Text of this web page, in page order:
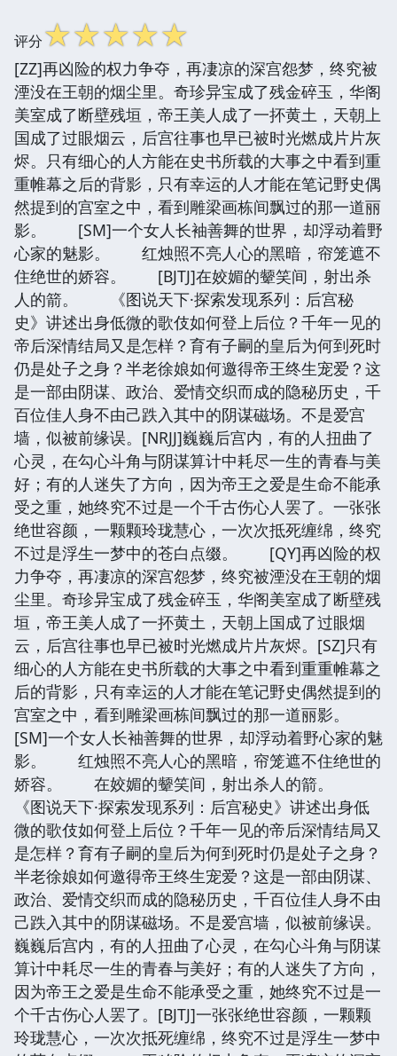
评分☆☆☆☆☆
[ZZ]再凶险的权力争夺，再凄凉的深宫怨梦，终究被
湮没在王朝的烟尘里。奇珍异宝成了残金碎玉，华阁
美室成了断壁残垣，帝王美人成了一抔黄土，天朝上
国成了过眼烟云，后宫往事也早已被时光燃成片片灰
烬。只有细心的人方能在史书所载的大事之中看到重
重帷幕之后的背影，只有幸运的人才能在笔记野史偶
然提到的宫室之中，看到雕梁画栋间飘过的那一道丽
影。 [SM]一个女人长袖善舞的世界，却浮动着野
心家的魅影。 红烛照不亮人心的黑暗，帘笼遮不
住绝世的娇容。 [BJTJ]在姣媚的颦笑间，射出杀
人的箭。 《图说天下·探索发现系列：后宫秘
史》讲述出身低微的歌伎如何登上后位？千年一见的
帝后深情结局又是怎样？育有子嗣的皇后为何到死时
仍是处子之身？半老徐娘如何邀得帝王终生宠爱？这
是一部由阴谋、政治、爱情交织而成的隐秘历史，千
百位佳人身不由己跌入其中的阴谋磁场。不是爱宫
墙，似被前缘误。[NRJJ]巍巍后宫内，有的人扭曲了
心灵，在勾心斗角与阴谋算计中耗尽一生的青春与美
好；有的人迷失了方向，因为帝王之爱是生命不能承
受之重，她终究不过是一个千古伤心人罢了。一张张
绝世容颜，一颗颗玲珑慧心，一次次抵死缠绵，终究
不过是浮生一梦中的苍白点缀。 [QY]再凶险的权
力争夺，再凄凉的深宫怨梦，终究被湮没在王朝的烟
尘里。奇珍异宝成了残金碎玉，华阁美室成了断壁残
垣，帝王美人成了一抔黄土，天朝上国成了过眼烟
云，后宫往事也早已被时光燃成片片灰烬。[SZ]只有
细心的人方能在史书所载的大事之中看到重重帷幕之
后的背影，只有幸运的人才能在笔记野史偶然提到的
宫室之中，看到雕梁画栋间飘过的那一道丽影。
[SM]一个女人长袖善舞的世界，却浮动着野心家的魅
影。 红烛照不亮人心的黑暗，帘笼遮不住绝世的
娇容。 在姣媚的颦笑间，射出杀人的箭。
《图说天下·探索发现系列：后宫秘史》讲述出身低
微的歌伎如何登上后位？千年一见的帝后深情结局又
是怎样？育有子嗣的皇后为何到死时仍是处子之身？
半老徐娘如何邀得帝王终生宠爱？这是一部由阴谋、
政治、爱情交织而成的隐秘历史，千百位佳人身不由
己跌入其中的阴谋磁场。不是爱宫墙，似被前缘误。
巍巍后宫内，有的人扭曲了心灵，在勾心斗角与阴谋
算计中耗尽一生的青春与美好；有的人迷失了方向，
因为帝王之爱是生命不能承受之重，她终究不过是一
个千古伤心人罢了。[BJTJ]一张张绝世容颜，一颗颗
玲珑慧心，一次次抵死缠绵，终究不过是浮生一梦中